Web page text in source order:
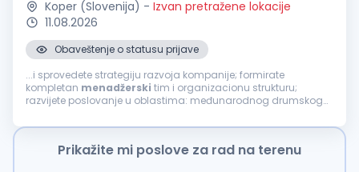
Koper (Slovenija) - Izvan pretražene lokacije
11.08.2026
Obaveštenje o statusu prijave
...i sprovedete strategiju razvoja kompanije; formirate
kompletan menadžerski tim i organizacionu strukturu;
razvijete poslovanje u oblastima: međunarodnog drumskog
transporta, skladišnelogistike...
Prikažite mi poslove za rad na terenu